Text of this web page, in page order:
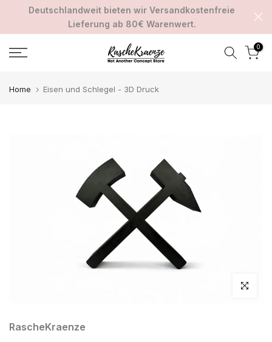
springen
Deutschlandweit bieten wir Versandkostenfreie
Lieferung ab 80€ Warenwert.
0
Home Eisen und Schlegel - 3D Druck
klicken
RascheKraenze